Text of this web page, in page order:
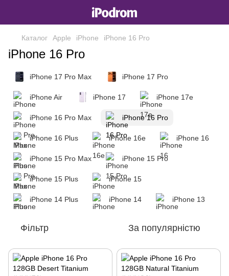
Каталог Apple iPhone iPhone 16 Pro
iPhone 16 Pro
iPhone 17 Pro Max iPhone 17 Pro
iPhone Air iPhone 17 iPhone 17e
iPhone 16 Pro Max iPhone 16 Pro
iPhone 16 Plus iPhone 16e iPhone 16
iPhone 15 Pro Max iPhone 15 Pro
iPhone 15 Plus iPhone 15
iPhone 14 Plus iPhone 14 iPhone 13
Фільтр За популярністю